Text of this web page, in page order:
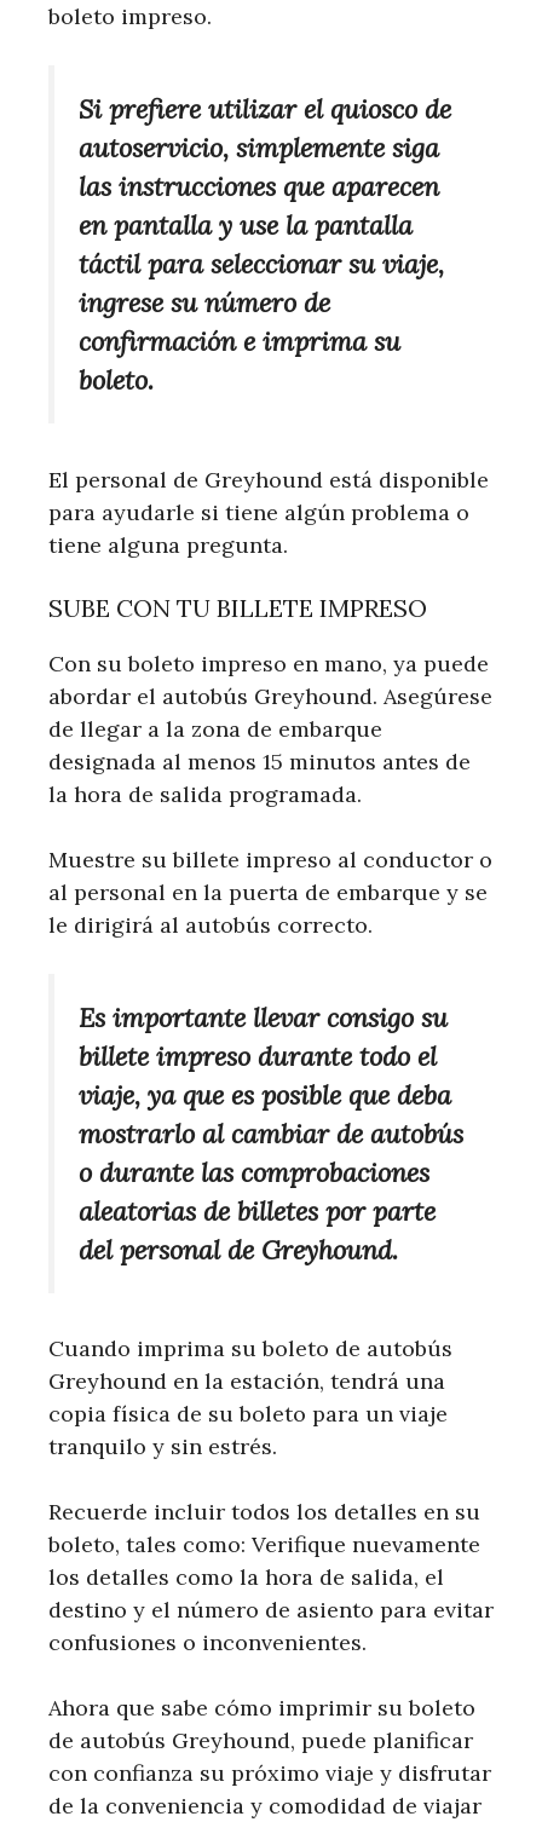
boleto impreso.
Si prefiere utilizar el quiosco de
autoservicio, simplemente siga
las instrucciones que aparecen
en pantalla y use la pantalla
táctil para seleccionar su viaje,
ingrese su número de
confirmación e imprima su
boleto.
El personal de Greyhound está disponible
para ayudarle si tiene algún problema o
tiene alguna pregunta.
SUBE CON TU BILLETE IMPRESO
Con su boleto impreso en mano, ya puede
abordar el autobús Greyhound. Asegúrese
de llegar a la zona de embarque
designada al menos 15 minutos antes de
la hora de salida programada.
Muestre su billete impreso al conductor o
al personal en la puerta de embarque y se
le dirigirá al autobús correcto.
Es importante llevar consigo su
billete impreso durante todo el
viaje, ya que es posible que deba
mostrarlo al cambiar de autobús
o durante las comprobaciones
aleatorias de billetes por parte
del personal de Greyhound.
Cuando imprima su boleto de autobús
Greyhound en la estación, tendrá una
copia física de su boleto para un viaje
tranquilo y sin estrés.
Recuerde incluir todos los detalles en su
boleto, tales como: Verifique nuevamente
los detalles como la hora de salida, el
destino y el número de asiento para evitar
confusiones o inconvenientes.
Ahora que sabe cómo imprimir su boleto
de autobús Greyhound, puede planificar
con confianza su próximo viaje y disfrutar
de la conveniencia y comodidad de viajar